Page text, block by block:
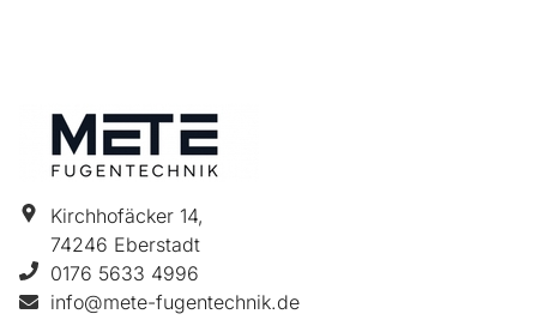
Kirchhofäcker 14,
74246 Eberstadt
0176 5633 4996
info@mete-fugentechnik.de